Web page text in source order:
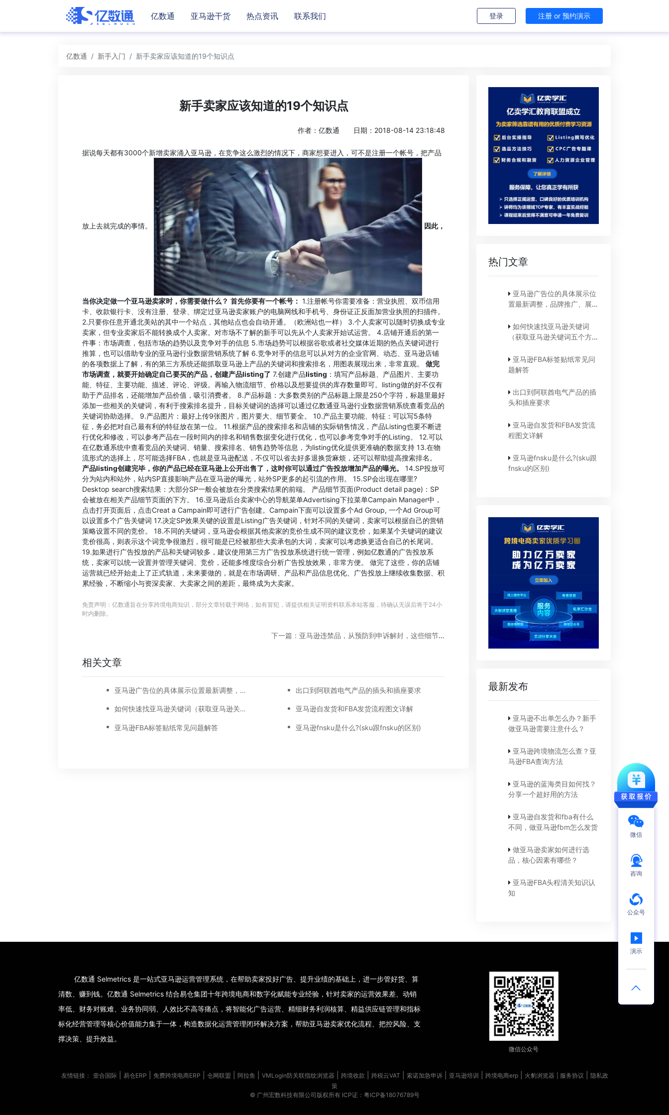
亿数通 亚马逊干货 热点资讯 联系我们 登录 注册 or 预约演示
亿数通 新手入门 新手卖家应该知道的19个知识点
新手卖家应该知道的19个知识点
作者：亿数通 日期：2018-08-14 23:18:48
据说每天都有3000个新增卖家涌入亚马逊，在竞争这么激烈的情况下，商家想要进入，可不是注册一个帐号，把产品
放上去就完成的事情。 因此，
当你决定做一个亚马逊卖家时，你需要做什么？ 首先你要有一个帐号： 1.注册帐号你需要准备：营业执照、双币信用
卡、收款银行卡、没有注册、登录、绑定过亚马逊卖家账户的电脑网线和手机号、身份证正反面加营业执照的扫描件。
2.只要你任意开通北美站的其中一个站点，其他站点也会自动开通。（欧洲站也一样） 3.个人卖家可以随时切换成专业
卖家，但专业卖家后不能转换成个人卖家。对市场不了解的新手可以先从个人卖家开始试运营。 4.店铺开通后的第一
件事：市场调查，包括市场的趋势以及竞争对手的信息 5.市场趋势可以根据谷歌或者社交媒体近期的热点关键词进行
推算，也可以借助专业的亚马逊行业数据营销系统了解 6.竞争对手的信息可以从对方的企业官网、动态、亚马逊店铺
的各项数据上了解，有的第三方系统还能抓取亚马逊上产品的关键词和搜索排名，用图表展现出来，非常直观。 做完
市场调查，就要开始确定自己要买的产品，创建产品listing了 7.创建产品listing ：填写产品标题、产品图片、主要功
能、特征、主要功能、描述、评论、评级。再输入物流细节、价格以及想要提供的库存数量即可。listing做的好不仅有
助于产品排名，还能增加产品价值，吸引消费者。 8.产品标题：大多数类别的产品标题上限是250个字符，标题里最好
添加一些相关的关键词，有利于搜索排名提升，目标关键词的选择可以通过亿数通亚马逊行业数据营销系统查看竞品的
关键词协助选择。 9.产品图片：最好上传9张图片，图片要大、细节要全。 10.产品主要功能、特征：可以写5条特
征，务必把对自己最有利的特征放在第一位。 11.根据产品的搜索排名和店铺的实际销售情况，产品Listing也要不断进
行优化和修改，可以参考产品在一段时间内的排名和销售数据变化进行优化，也可以参考竞争对手的Listing。 12.可以
在亿数通系统中查看竞品的关键词、销量、搜索排名、销售趋势等信息，为listing优化提供更准确的数据支持 13.在物
流形式的选择上，尽可能选择FBA，也就是亚马逊配送，不仅可以省去好多退换货麻烦，还可以帮助提高搜索排名。
产品listing创建完毕，你的产品已经在亚马逊上公开出售了，这时你可以通过广告投放增加产品的曝光。
14.SP投放可
分为站内和站外，站内SP直接影响产品在亚马逊的曝光，站外SP更多的起引流的作用。 15.SP会出现在哪里?
Desktop search搜索结果：大部分SP一般会被放在分类搜索结果的前端。 产品细节页面(Product detail page)：SP
会被放在相关产品细节页面的下方。 16.亚马逊后台卖家中心的导航菜单Advertising下拉菜单Campain Manager中，
点击打开页面后，点击Creat a Campain即可进行广告创建。Campain下面可以设置多个Ad Group, 一个Ad Group可
以设置多个广告关键词 17.决定SP效果关键的设置是Listing广告关键词，针对不同的关键词，卖家可以根据自己的营销
策略设置不同的竞价。 18.不同的关键词，亚马逊会根据其他卖家的竞价生成不同的建议竞价，如果某个关键词的建议
竞价很高，则表示这个词竞争很激烈，很可能是已经被那些大卖承包的大词，卖家可以考虑换更适合自己的长尾词。
19.如果进行广告投放的产品和关键词较多，建议使用第三方广告投放系统进行统一管理，例如亿数通的广告投放系
统，卖家可以统一设置并管理关键词、竞价，还能多维度综合分析广告投放效果，非常方便。 做完了这些，你的店铺
运营就已经开始走上了正式轨道，未来要做的，就是在市场调研、产品和产品信息优化、广告投放上继续收集数据、积
累经验，不断缩小与资深卖家、大卖家之间的差距，最终成为大卖家。
免责声明：亿数通旨在分享跨境电商知识，部分文章转载于网络，如有冒犯，请提供相关证明资料联系本站客服，待确认无误后将于24小
时内删除。
下一篇：亚马逊违禁品，从预防到申诉解封，这些细节你必须了解
相关文章
亚马逊广告位的具体展示位置最新调整，品牌推广、展示型推广、商品推广广告位详细位置示例
如何快速找亚马逊关键词（获取亚马逊关键词五个方法）
亚马逊FBA标签贴纸常见问题解答
出口到阿联酋电气产品的插头和插座要求
亚马逊自发货和FBA发货流程图文详解
亚马逊fnsku是什么?(sku跟fnsku的区别)
热门文章
亚马逊广告位的具体展示位
置最新调整，品牌推广、展示
位置示例
如何快速找亚马逊关键词
（获取亚马逊关键词五个方
亚马逊FBA标签贴纸常见问
题解答
出口到阿联酋电气产品的插
头和插座要求
亚马逊自发货和FBA发货流
程图文详解
亚马逊fnsku是什么?(sku跟
fnsku的区别)
最新发布
亚马逊不出单怎么办？新手
做亚马逊需要注意什么？
亚马逊跨境物流怎么查？亚
马逊FBA查询方法
亚马逊的蓝海类目如何找？
分享一个超好用的方法
亚马逊自发货和fba有什么
不同，做亚马逊fbm怎么发货
做亚马逊卖家如何进行选
品，核心因素有哪些？
亚马逊FBA头程清关知识认
知
亿数通 Selmetrics 是一站式亚马逊运营管理系统，在帮助卖家投好广告、提升业绩的基础上，进一步管好货、算
清数、赚到钱。亿数通 Selmetrics 结合易仓集团十年跨境电商和数字化赋能专业经验，针对卖家的运营效果差、动销
率低、财务对账难、业务协同弱、人效比不高等痛点，将智能化广告运营、精细财务利润核算、精益供应链管理和指标
标化经营管理等核心价值能力集于一体，构造数据化运营管理闭环解决方案，帮助亚马逊卖家优化流程、把控风险、支
撑决策、提升效益。
微信公众号
友情链接： 壹合国际| 易仓ERP 免费跨境电商ERP 仓网联盟 阿拉鱼 VMLogin防关联指纹浏览器 跨境收款 跨税云VAT 索诺加急申诉| 亚马逊培训 跨境电商erp| 火豹浏览器 | 服务协议
隐私政
策
© 广州宏数科技有限公司版权所有 ICP证：粤ICP备18076789号
微信
咨询
公众号
演示